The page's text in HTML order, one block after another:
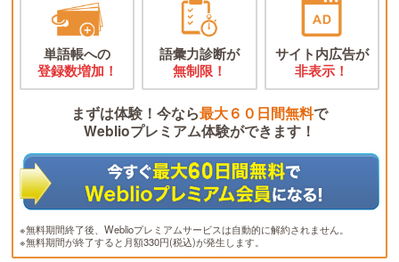
単語帳への
登録数増加！
語彙力診断が
無制限！
サイト内広告が
非表示！
まずは体験！今なら最大６０日間無料で
Weblioプレミアム体験ができます！
※無料期間終了後、Weblioプレミアムサービスは自動的に解約されません。
※無料期間が終了すると月額330円(税込)が発生します。